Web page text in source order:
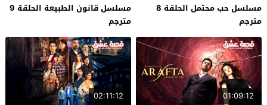
مسلسل حب محتمل الحلقة 8
مترجم
مسلسل قانون الطبيعة الحلقة 9
مترجم
01:09:12
02:11:12